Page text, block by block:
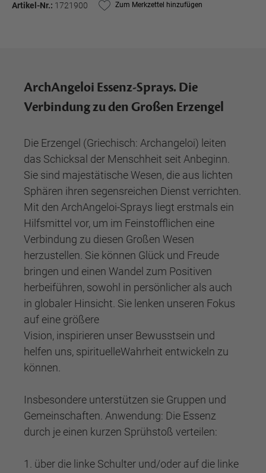
Artikel-Nr.: 1721900 Zum Merkzettel hinzufügen
ArchAngeloi Essenz-Sprays. Die
Verbindung zu den Großen Erzengel
Die Erzengel (Griechisch: Archangeloi) leiten
das Schicksal der Menschheit seit Anbeginn.
Sie sind majestätische Wesen, die aus lichten
Sphären ihren segensreichen Dienst verrichten.
Mit den ArchAngeloi-Sprays liegt erstmals ein
Hilfsmittel vor, um im Feinstofflichen eine
Verbindung zu diesen Großen Wesen
herzustellen. Sie können Glück und Freude
bringen und einen Wandel zum Positiven
herbeiführen, sowohl in persönlicher als auch
in globaler Hinsicht. Sie lenken unseren Fokus
auf eine größere
Vision, inspirieren unser Bewusstsein und
helfen uns, spirituelleWahrheit entwickeln zu
können.
Insbesondere unterstützen sie Gruppen und
Gemeinschaften. Anwendung: Die Essenz
durch je einen kurzen Sprühstoß verteilen:
1. über die linke Schulter und/oder auf die linke